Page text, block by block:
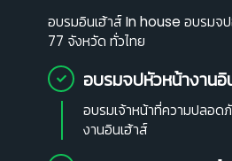
อบรมอินเฮ้าส์ In house อบรมจ
77 จังหวัด ทั่วไทย
อบรมจปหัวหน้างานอิ
อบรมเจ้าหน้าที่ความปลอด
งานอินเฮ้าส์